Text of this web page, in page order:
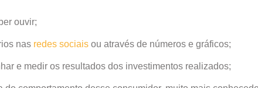
ouvir;
nas redes sociais ou através de números e gráficos;
e medir os resultados dos investimentos realizados;